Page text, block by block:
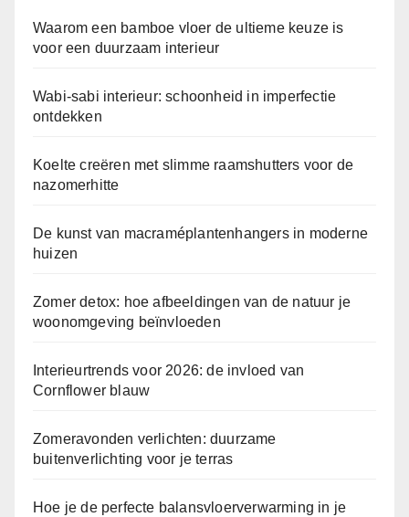
Waarom een bamboe vloer de ultieme keuze is
voor een duurzaam interieur
Wabi-sabi interieur: schoonheid in imperfectie
ontdekken
Koelte creëren met slimme raamshutters voor de
nazomerhitte
De kunst van macraméplantenhangers in moderne
huizen
Zomer detox: hoe afbeeldingen van de natuur je
woonomgeving beïnvloeden
Interieurtrends voor 2026: de invloed van
Cornflower blauw
Zomeravonden verlichten: duurzame
buitenverlichting voor je terras
Hoe je de perfecte balansvloerverwarming in je